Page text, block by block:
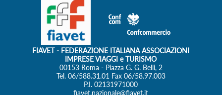
Privacy Policy
Cookie Policy